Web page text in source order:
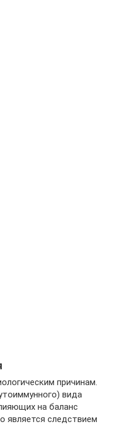
причинам.
вида
на баланс
является следствием